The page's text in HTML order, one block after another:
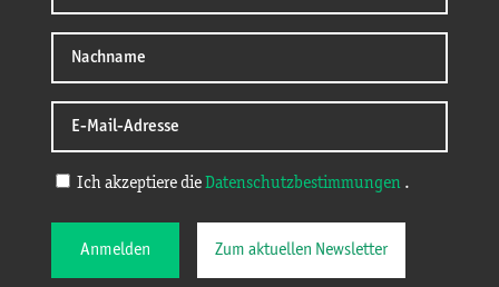
Ich akzeptiere die Datenschutzbestimmungen .
Anmelden Zum aktuellen Newsletter